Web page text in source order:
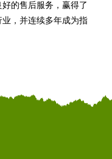
的售后服务，赢得了
，并连续多年成为指